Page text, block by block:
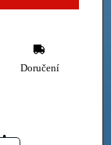
Doručení
•